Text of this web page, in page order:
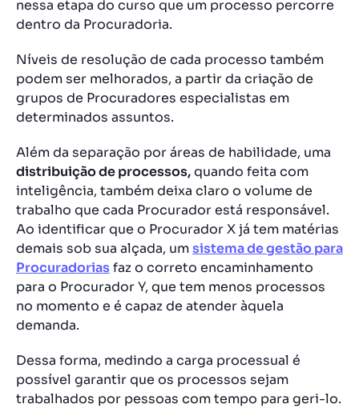
nessa etapa do curso que um processo percorre
dentro da Procuradoria.
Níveis de resolução de cada processo também
podem ser melhorados, a partir da criação de
grupos de Procuradores especialistas em
determinados assuntos.
Além da separação por áreas de habilidade, uma
distribuição de processos,quando feita com
inteligência, também deixa claro o volume de
trabalho que cada Procurador está responsável.
Ao identificar que o Procurador X já tem matérias
demais sob sua alçada, umsistema de gestão para
Procuradoriasfaz o correto encaminhamento
para o Procurador Y, que tem menos processos
no momento e é capaz de atender àquela
demanda.
Dessa forma, medindo a carga processual é
possível garantir que os processos sejam
trabalhados por pessoas com tempo para geri-lo.